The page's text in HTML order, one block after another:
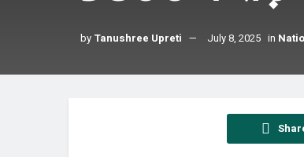
by Tanushree Upreti July 8, 2025 in